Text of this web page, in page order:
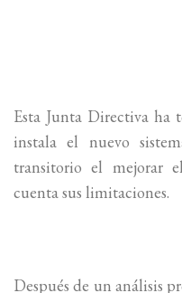
Esta Junta Directiva ha
instala el nuevo
transitorio el mejorar
cuenta sus limitaciones.
Después de un análisis